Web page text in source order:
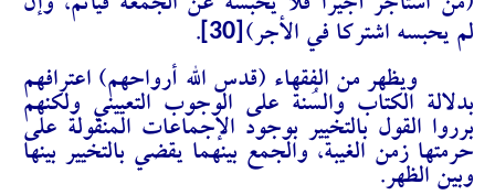
(من استأجر أجيراً فلا يحبسه عن الجمعة فيأثم، وإن
لم يحبسه اشتركا في الأجر)
.
ويظهر من الفقهاء (قدس الله أرواحهم) اعترافهم
بدلالة الكتاب والسُنة على الوجوب التعييني ولكنهم
برروا القول بالتخيير بوجود الإجماعات المنقولة على
حرمتها زمن الغيبة، والجمع بينهما يقضي بالتخيير بينها
وبين الظهر.